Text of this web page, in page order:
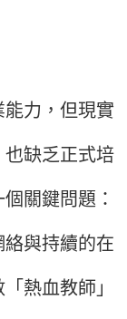
力，但現實
也缺乏正式培
關鍵問題：
與持續的在
熱血教師」